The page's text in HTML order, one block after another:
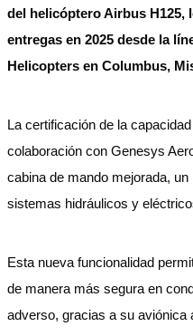
del helicóptero Airbus H125,
entregas en 2025 desde la
Helicopters en Columbus,
La certificación de la
colaboración con Genesys
cabina de mando mejorada,
sistemas hidráulicos y
Esta nueva funcionalidad
de manera más segura en
adverso, gracias a su aviónica